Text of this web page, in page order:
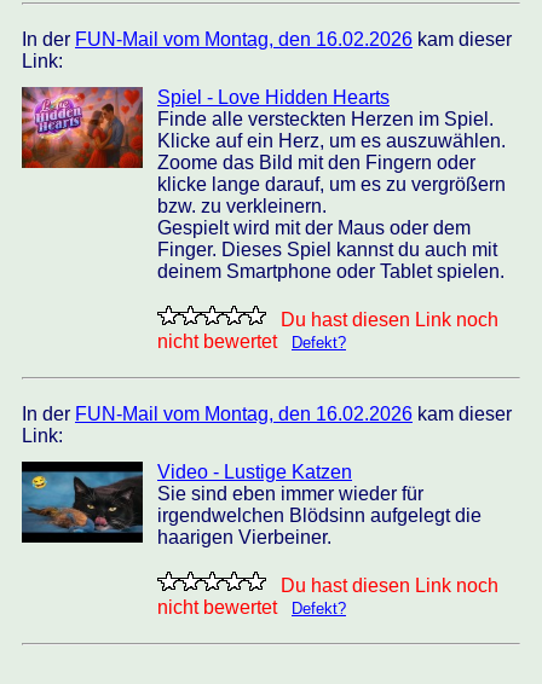
In der FUN-Mail vom Montag, den 16.02.2026 kam dieser
Link:
Spiel - Love Hidden Hearts
Finde alle versteckten Herzen im Spiel.
Klicke auf ein Herz, um es auszuwählen.
Zoome das Bild mit den Fingern oder
klicke lange darauf, um es zu vergrößern
bzw. zu verkleinern.
Gespielt wird mit der Maus oder dem
Finger. Dieses Spiel kannst du auch mit
deinem Smartphone oder Tablet spielen.
Du hast diesen Link noch
nicht bewertet
Defekt?
In der FUN-Mail vom Montag, den 16.02.2026 kam dieser
Link:
Video - Lustige Katzen
Sie sind eben immer wieder für
irgendwelchen Blödsinn aufgelegt die
haarigen Vierbeiner.
Du hast diesen Link noch
nicht bewertet
Defekt?